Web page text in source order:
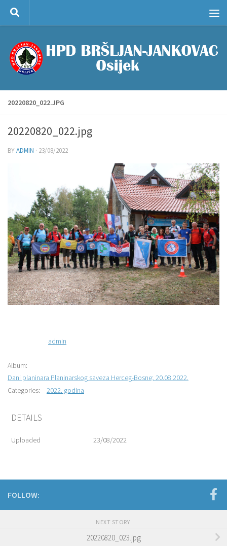
Skip to content
20220820_022.JPG
20220820_022.jpg
BYADMIN · 23/08/2022
admin
Album:
Dani planinara Planinarskog saveza Herceg-Bosne; 20.08.2022.
Categories:
2022. godina
DETAILS
Uploaded 23/08/2022
FOLLOW:
NEXT STORY
20220820_023.jpg